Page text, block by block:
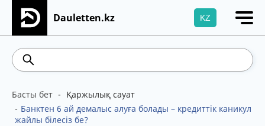
Dauletten.kz KZ
Сіздің өтінішіңіз сәтті жіберілді, Рақмет!
Басты бет
Қаржылық сауат
Банктен 6 ай демалыс алуға болады – кредиттік каникул
жайлы білесіз бе?